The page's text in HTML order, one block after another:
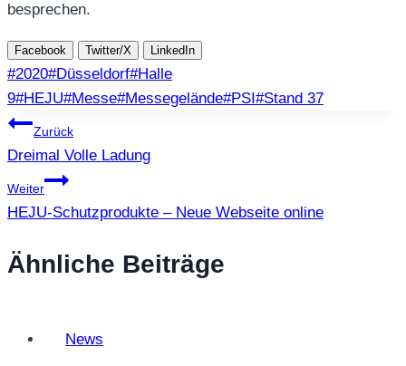
besprechen.
Facebook Twitter/X LinkedIn
Schlagworte:
#2020#Düsseldorf#Halle
9#HEJU#Messe#Messegelände#PSI#Stand 37
Beitragsnavigation
Zurück
Dreimal Volle Ladung
Weiter
HEJU-Schutzprodukte – Neue Webseite online
Ähnliche Beiträge
News